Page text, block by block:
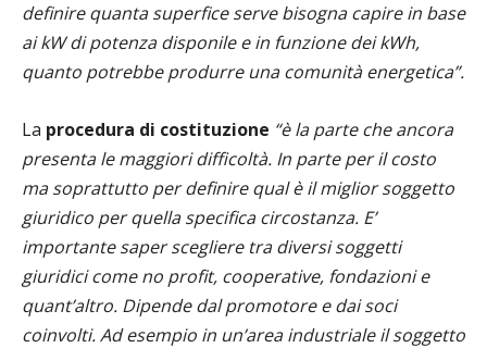
definire quanta superfice serve bisogna capire in base
ai kW di potenza disponile e in funzione dei kWh,
quanto potrebbe produrre una comunità energetica”.
La procedura di costituzione “è la parte che ancora
presenta le maggiori difficoltà. In parte per il costo
ma soprattutto per definire qual è il miglior soggetto
giuridico per quella specifica circostanza. E’
importante saper scegliere tra diversi soggetti
giuridici come no profit, cooperative, fondazioni e
quant’altro. Dipende dal promotore e dai soci
coinvolti. Ad esempio in un’area industriale il soggetto